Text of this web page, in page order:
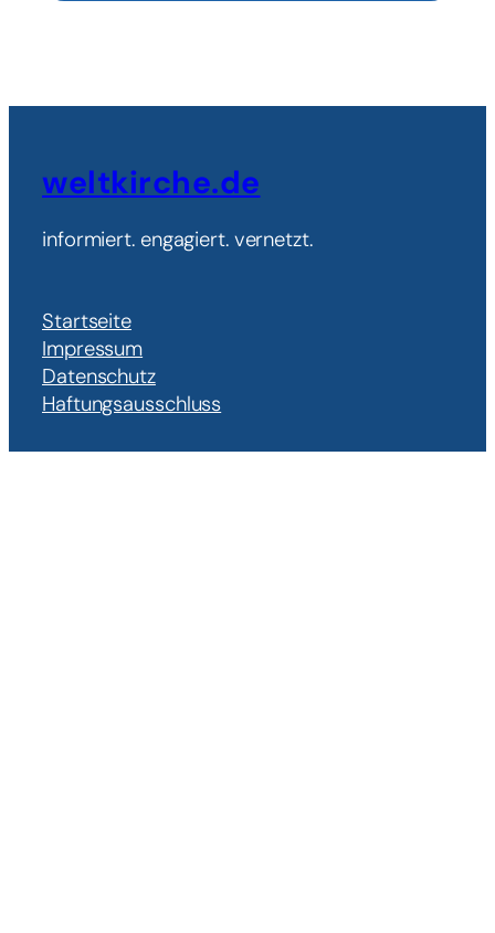
weltkirche.de
informiert. engagiert. vernetzt.
Startseite
Impressum
Datenschutz
Haftungsausschluss